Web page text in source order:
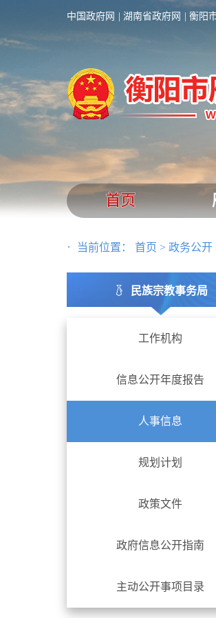
中国政府网 湖南省政府网 衡阳
首页
当前位置： 首页 > 政务公开
民族宗教事务局
工作机构
信息公开年度报告
人事信息
规划计划
政策文件
政府信息公开指南
主动公开事项目录